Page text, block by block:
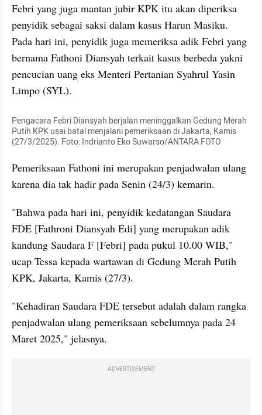
Febri yang juga mantan jubir KPK itu akan diperiksa
penyidik sebagai saksi dalam kasus Harun Masiku.
Pada hari ini, penyidik juga memeriksa adik Febri yang
bernama Fathoni Diansyah terkait kasus berbeda yakni
pencucian uang eks Menteri Pertanian Syahrul Yasin
Limpo (SYL).
Pengacara Febri Diansyah berjalan meninggalkan Gedung Merah
Putih KPK usai batal menjalani pemeriksaan di Jakarta, Kamis
(27/3/2025). Foto: Indrianto Eko Suwarso/ANTARA FOTO
Pemeriksaan Fathoni ini merupakan penjadwalan ulang
karena dia tak hadir pada Senin (24/3) kemarin.
"Bahwa pada hari ini, penyidik kedatangan Saudara
FDE [Fathroni Diansyah Edi] yang merupakan adik
kandung Saudara F [Febri] pada pukul 10.00 WIB,"
ucap Tessa kepada wartawan di Gedung Merah Putih
KPK, Jakarta, Kamis (27/3).
"Kehadiran Saudara FDE tersebut adalah dalam rangka
penjadwalan ulang pemeriksaan sebelumnya pada 24
Maret 2025," jelasnya.
ADVERTISEMENT